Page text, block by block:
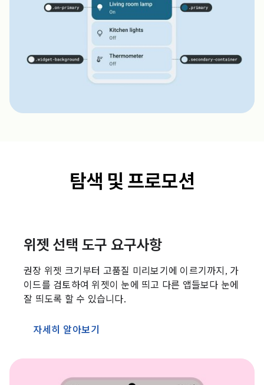
탐색 및 프로모션
위젯 선택 도구 요구사항
권장 위젯 크기부터 고품질 미리보기에 이르기까지, 가
이드를 검토하여 위젯이 눈에 띄고 다른 앱들보다 눈에
잘 띄도록 할 수 있습니다.
자세히 알아보기